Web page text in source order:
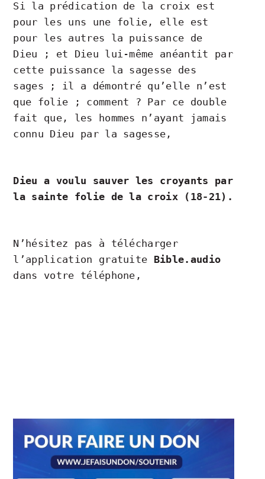
Si la prédication de la croix est
pour les uns une folie, elle est
pour les autres la puissance de
Dieu ; et Dieu lui-même anéantit par
cette puissance la sagesse des
sages ; il a démontré qu’elle n’est
que folie ; comment ? Par ce double
fait que, les hommes n’ayant jamais
connu Dieu par la sagesse,
Dieu a voulu sauver les croyants par
la sainte folie de la croix (18-21).
N’hésitez pas à télécharger
l’application gratuite Bible.audio
dans votre téléphone,